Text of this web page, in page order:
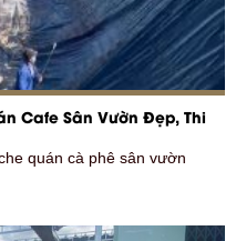
Cafe Sân Vườn Đẹp, Thi
quán cà phê sân vườn